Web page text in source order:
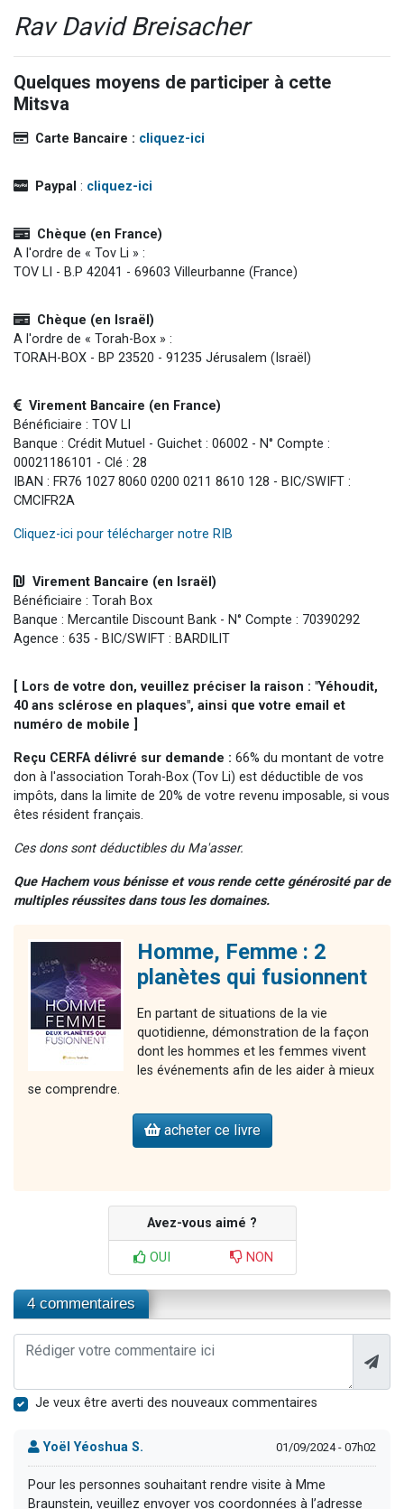
Rav David Breisacher
Quelques moyens de participer à cette
Mitsva
Carte Bancaire : cliquez-ici
Paypal : cliquez-ici
Chèque (en France)
A l'ordre de « Tov Li » :
TOV LI - B.P 42041 - 69603 Villeurbanne (France)
Chèque (en Israël)
A l'ordre de « Torah-Box » :
TORAH-BOX - BP 23520 - 91235 Jérusalem (Israël)
Virement Bancaire (en France)
Bénéficiaire : TOV LI
Banque : Crédit Mutuel - Guichet : 06002 - N° Compte :
00021186101 - Clé : 28
IBAN : FR76 1027 8060 0200 0211 8610 128 - BIC/SWIFT :
CMCIFR2A
Cliquez-ici pour télécharger notre RIB
Virement Bancaire (en Israël)
Bénéficiaire : Torah Box
Banque : Mercantile Discount Bank - N° Compte : 70390292
Agence : 635 - BIC/SWIFT : BARDILIT
[ Lors de votre don, veuillez préciser la raison : "Yéhoudit,
40 ans sclérose en plaques", ainsi que votre email et
numéro de mobile ]
Reçu CERFA délivré sur demande : 66% du montant de votre
don à l'association Torah-Box (Tov Li) est déductible de vos
impôts, dans la limite de 20% de votre revenu imposable, si vous
êtes résident français.
Ces dons sont déductibles du Ma'asser.
Que Hachem vous bénisse et vous rende cette générosité par de
multiples réussites dans tous les domaines.
Homme, Femme : 2
planètes qui fusionnent
En partant de situations de la vie
quotidienne, démonstration de la façon
dont les hommes et les femmes vivent
les événements afin de les aider à mieux
se comprendre.
acheter ce livre
Avez-vous aimé ?
OUI NON
4 commentaires
Je veux être averti des nouveaux commentaires
Yoël Yéoshua S. 01/09/2024 - 07h02
Pour les personnes souhaitant rendre visite à Mme
Braunstein, veuillez envoyer vos coordonnées à l’adresse